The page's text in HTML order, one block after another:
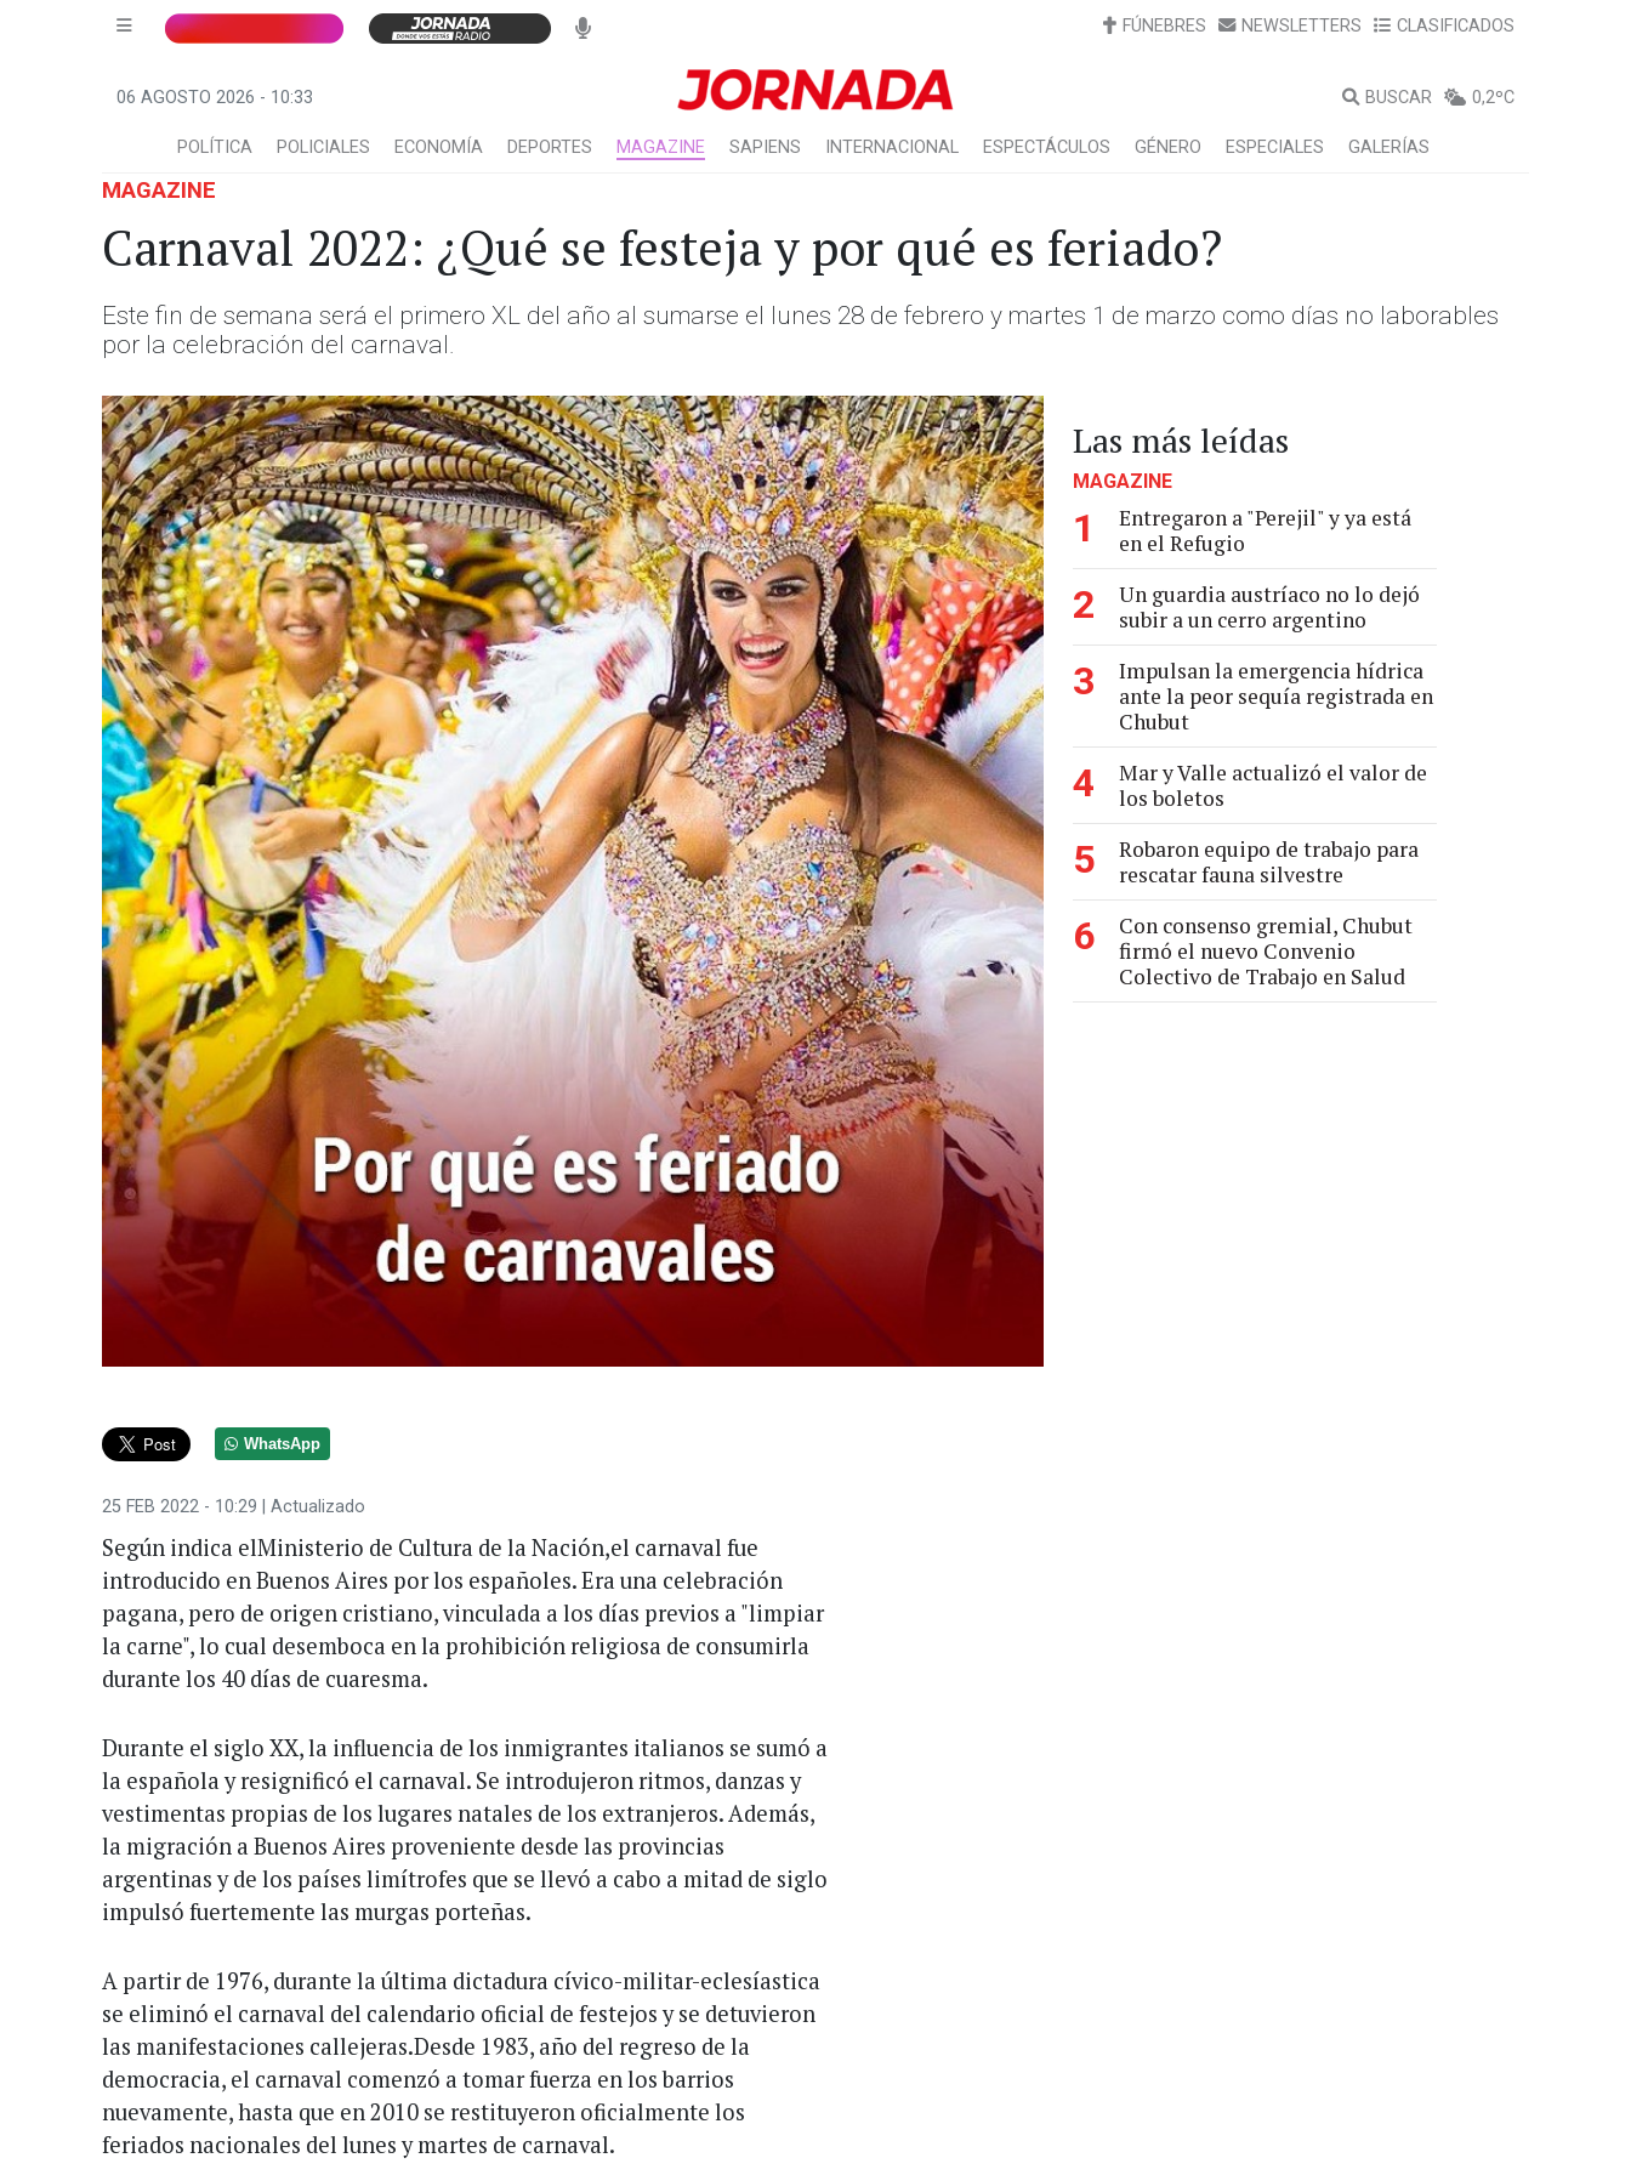
FÚNEBRES NEWSLETTERS CLASIFICADOS
06 AGOSTO 2026 - 10:33 BUSCAR 0,2ºC
POLÍTICA POLICIALES ECONOMÍA DEPORTES MAGAZINE SAPIENS INTERNACIONAL ESPECTÁCULOS GÉNERO ESPECIALES GALERÍAS
MAGAZINE
Carnaval 2022: ¿Qué se festeja y por qué es feriado?
Este fin de semana será el primero XL del año al sumarse el lunes 28 de febrero y martes 1 de marzo como días no laborables
por la celebración del carnaval.
WhatsApp
25 FEB 2022 - 10:29 | Actualizado
Según indica elMinisterio de Cultura de la Nación,el carnaval fue
introducido en Buenos Aires por los españoles. Era una celebración
pagana, pero de origen cristiano, vinculada a los días previos a "limpiar
la carne", lo cual desemboca en la prohibición religiosa de consumirla
durante los 40 días de cuaresma.
Durante el siglo XX, la influencia de los inmigrantes italianos se sumó a
la española y resignificó el carnaval. Se introdujeron ritmos, danzas y
vestimentas propias de los lugares natales de los extranjeros. Además,
la migración a Buenos Aires proveniente desde las provincias
argentinas y de los países limítrofes que se llevó a cabo a mitad de siglo
impulsó fuertemente las murgas porteñas.
A partir de 1976, durante la última dictadura cívico-militar-eclesíastica
se eliminó el carnaval del calendario oficial de festejos y se detuvieron
las manifestaciones callejeras.Desde 1983, año del regreso de la
democracia, el carnaval comenzó a tomar fuerza en los barrios
nuevamente, hasta que en 2010 se restituyeron oficialmente los
feriados nacionales del lunes y martes de carnaval.
Las más leídas
MAGAZINE
1
Entregaron a "Perejil" y ya está
en el Refugio
2
Un guardia austríaco no lo dejó
subir a un cerro argentino
3
Impulsan la emergencia hídrica
ante la peor sequía registrada en
Chubut
4
Mar y Valle actualizó el valor de
los boletos
5
Robaron equipo de trabajo para
rescatar fauna silvestre
6
Con consenso gremial, Chubut
firmó el nuevo Convenio
Colectivo de Trabajo en Salud